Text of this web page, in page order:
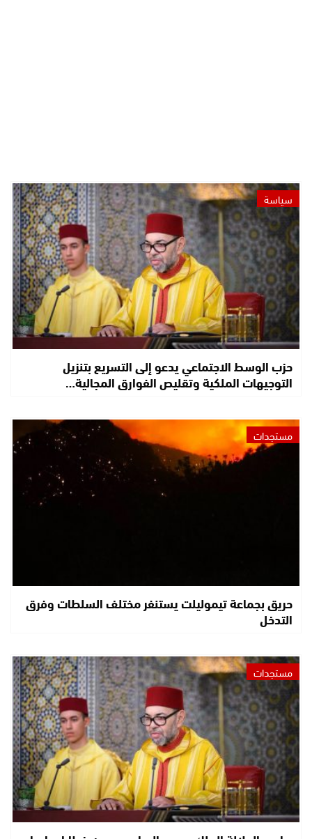
سياسة
حزب الوسط الاجتماعي يدعو إلى التسريع بتنزيل
التوجيهات الملكية وتقليص الفوارق المجالية…
مستجدات
حريق بجماعة تيموليلت يستنفر مختلف السلطات وفرق
التدخل
مستجدات